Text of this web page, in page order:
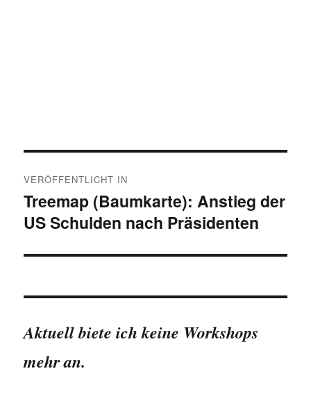
VERÖFFENTLICHT IN
Treemap (Baumkarte): Anstieg der
US Schulden nach Präsidenten
Aktuell biete ich keine Workshops
mehr an.